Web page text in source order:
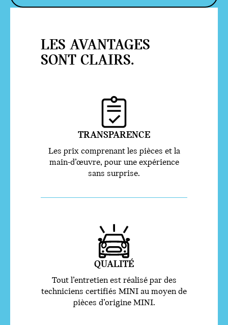
LES AVANTAGES
SONT CLAIRS.
TRANSPARENCE
Les prix comprenant les pièces et la
main-d’œuvre, pour une expérience
sans surprise.
QUALITÉ
Tout l’entretien est réalisé par des
techniciens certifiés MINI au moyen de
pièces d’origine MINI.